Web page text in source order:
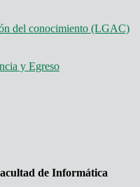
del conocimiento (LGAC)
y Egreso
de Informática